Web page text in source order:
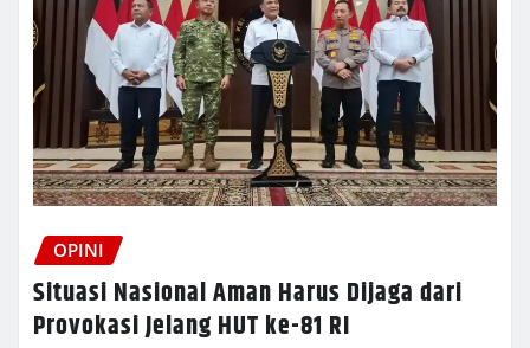
OPINI
Situasi Nasional Aman Harus Dijaga dari
Provokasi Jelang HUT ke-81 RI